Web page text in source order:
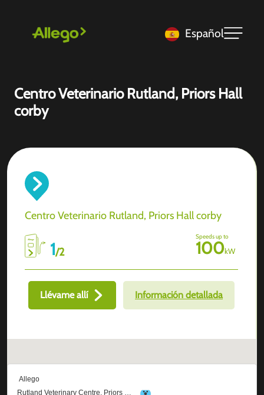
Español
Centro Veterinario Rutland, Priors Hall
corby
Centro Veterinario Rutland, Priors Hall corby
1/2
Speeds up to
100kW
Llévame allí Información detallada